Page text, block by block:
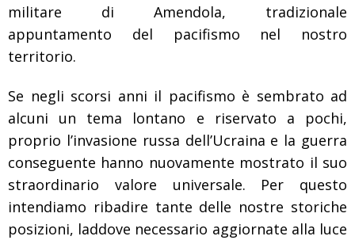
militare di Amendola, tradizionale
appuntamento del pacifismo nel nostro
territorio.
Se negli scorsi anni il pacifismo è sembrato ad
alcuni un tema lontano e riservato a pochi,
proprio l’invasione russa dell’Ucraina e la guerra
conseguente hanno nuovamente mostrato il suo
straordinario valore universale. Per questo
intendiamo ribadire tante delle nostre storiche
posizioni, laddove necessario aggiornate alla luce